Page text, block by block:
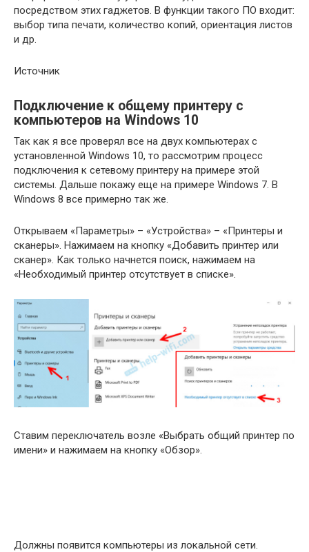
посредством этих гаджетов. В функции такого ПО входит:
выбор типа печати, количество копий, ориентация листов
и др.
Источник
Подключение к общему принтеру с
компьютеров на Windows 10
Так как я все проверял все на двух компьютерах с
установленной Windows 10, то рассмотрим процесс
подключения к сетевому принтеру на примере этой
системы. Дальше покажу еще на примере Windows 7. В
Windows 8 все примерно так же.
Открываем «Параметры» – «Устройства» – «Принтеры и
сканеры». Нажимаем на кнопку «Добавить принтер или
сканер». Как только начнется поиск, нажимаем на
«Необходимый принтер отсутствует в списке».
Ставим переключатель возле «Выбрать общий принтер по
имени» и нажимаем на кнопку «Обзор».
Должны появится компьютеры из локальной сети.